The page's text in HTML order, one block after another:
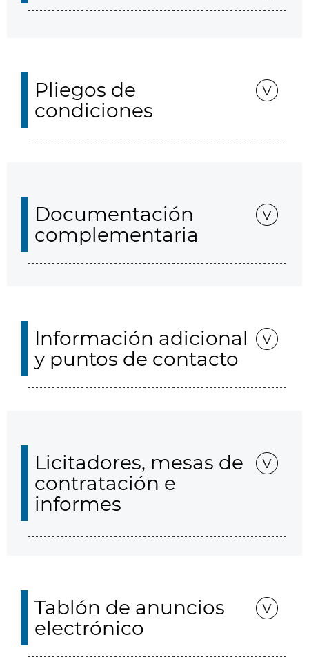
Pliegos de
condiciones
Documentación
complementaria
Información adicional
y puntos de contacto
Licitadores, mesas de
contratación e
informes
Tablón de anuncios
electrónico